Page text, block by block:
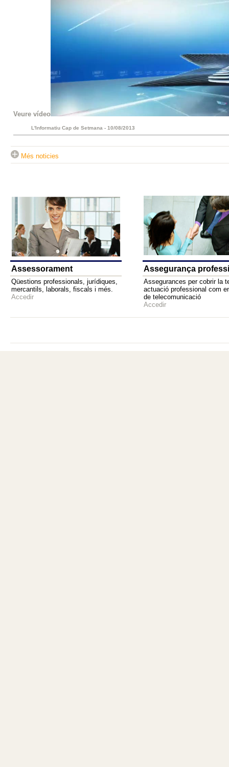
Veure vídeo
L'Informatiu Cap de Setmana - 10/08/2013
Més noticies
Assessorament Assegurança
Qüestions professionals, jurídiques,
mercantils, laborals, fiscals i més.
Accedir
Assegurances per cobrir la
actuació professional com
de telecomunicació
Accedir